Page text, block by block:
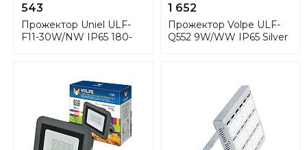
543
Прожектор Uniel ULF-
F11-30W/NW IP65 180-
1 652
Прожектор Volpe ULF-
Q552 9W/WW IP65 Silver